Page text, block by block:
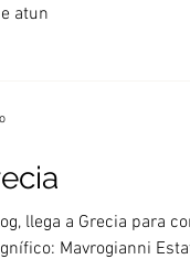
atun
spritz
llega a Grecia para
Mavrogianni